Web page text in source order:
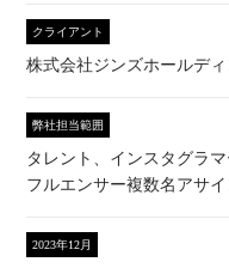
クライアント
株式会社ジンズホールデ
弊社担当範囲
タレント、インスタグラ
フルエンサー複数名アサイ
2023年12月